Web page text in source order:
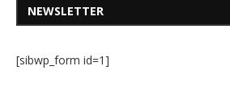
NEWSLETTER
[sibwp_form id=1]